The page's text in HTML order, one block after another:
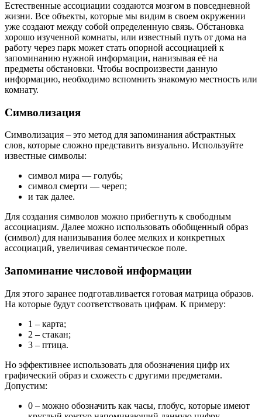
Естественные ассоциации создаются мозгом в повседневной
жизни. Все объекты, которые мы видим в своем окружении
уже создают между собой определенную связь. Обстановка
хорошо изученной комнаты, или известный путь от дома на
работу через парк может стать опорной ассоциацией к
запоминанию нужной информации, нанизывая её на
предметы обстановки. Чтобы воспроизвести данную
информацию, необходимо вспомнить знакомую местность или
комнату.
Символизация
Символизация – это метод для запоминания абстрактных
слов, которые сложно представить визуально. Используйте
известные символы:
символ мира — голубь;
символ смерти — череп;
и так далее.
Для создания символов можно прибегнуть к свободным
ассоциациям. Далее можно использовать обобщенный образ
(символ) для нанизывания более мелких и конкретных
ассоциаций, увеличивая семантическое поле.
Запоминание числовой информации
Для этого заранее подготавливается готовая матрица образов.
На которые будут соответствовать цифрам. К примеру:
1 – карта;
2 – стакан;
3 – птица.
Но эффективнее использовать для обозначения цифр их
графический образ и схожесть с другими предметами.
Допустим:
0 – можно обозначить как часы, глобус, которые имеют